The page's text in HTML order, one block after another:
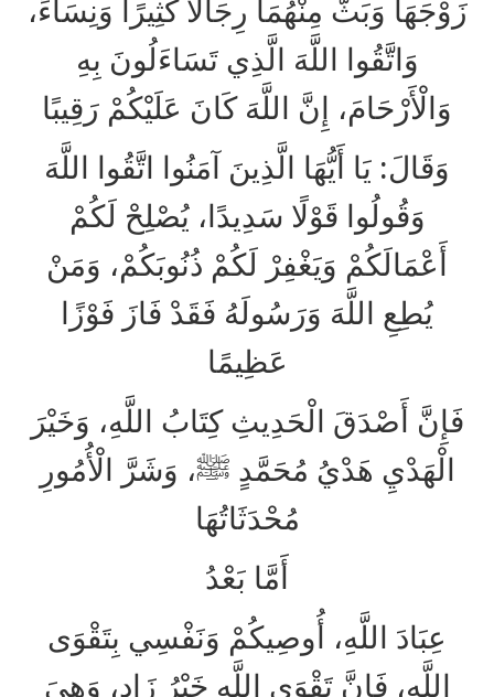
زَوْجَهَا وَبَثَّ مِنْهُمَا رِجَالًا كَثِيرًا وَنِسَاءً،
وَاتَّقُوا اللَّهَ الَّذِي تَسَاءَلُونَ بِهِ
وَالْأَرْحَامَ، إِنَّ اللَّهَ كَانَ عَلَيْكُمْ رَقِيبًا
وَقَالَ: يَا أَيُّهَا الَّذِينَ آمَنُوا اتَّقُوا اللَّهَ
وَقُولُوا قَوْلًا سَدِيدًا، يُصْلِحْ لَكُمْ
أَعْمَالَكُمْ وَيَغْفِرْ لَكُمْ ذُنُوبَكُمْ، وَمَنْ
يُطِعِ اللَّهَ وَرَسُولَهُ فَقَدْ فَازَ فَوْزًا
عَظِيمًا
فَإِنَّ أَصْدَقَ الْحَدِيثِ كِتَابُ اللَّهِ، وَخَيْرَ
الْهَدْيِ هَدْيُ مُحَمَّدٍ ﷺ، وَشَرَّ الْأُمُورِ
مُحْدَثَاتُهَا
أَمَّا بَعْدُ
عِبَادَ اللَّهِ، أُوصِيكُمْ وَنَفْسِي بِتَقْوَى
اللَّهِ، فَإِنَّ تَقْوَى اللَّهِ خَيْرُ زَادٍ، وَهِيَ